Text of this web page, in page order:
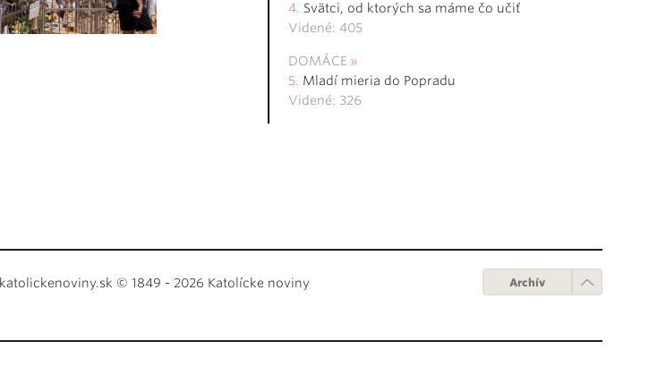
Svätci, od ktorých sa máme čo učiť
Videné: 405
DOMÁCE
Mladí mieria do Popradu
Videné: 326
katolickenoviny.sk © 1849 - 2026 Katolícke noviny Archív